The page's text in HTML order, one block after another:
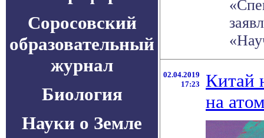
Соросовский
образовательный
журнал
Биология
Науки о Земле
02.04.2019
17:23
Китай
на